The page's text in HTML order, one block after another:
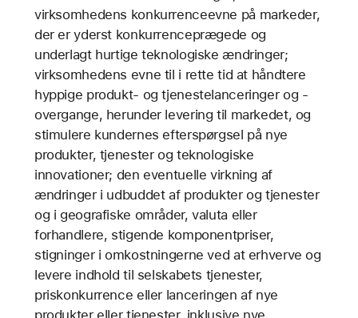
virksomhedens konkurrenceevne på markeder,
der er yderst konkurrenceprægede og
underlagt hurtige teknologiske ændringer;
virksomhedens evne til i rette tid at håndtere
hyppige produkt- og tjenestelanceringer og -
overgange, herunder levering til markedet, og
stimulere kundernes efterspørgsel på nye
produkter, tjenester og teknologiske
innovationer; den eventuelle virkning af
ændringer i udbuddet af produkter og tjenester
og i geografiske områder, valuta eller
forhandlere, stigende komponentpriser,
stigninger i omkostningerne ved at erhverve og
levere indhold til selskabets tjenester,
priskonkurrence eller lanceringen af nye
produkter eller tjenester, inklusive nye